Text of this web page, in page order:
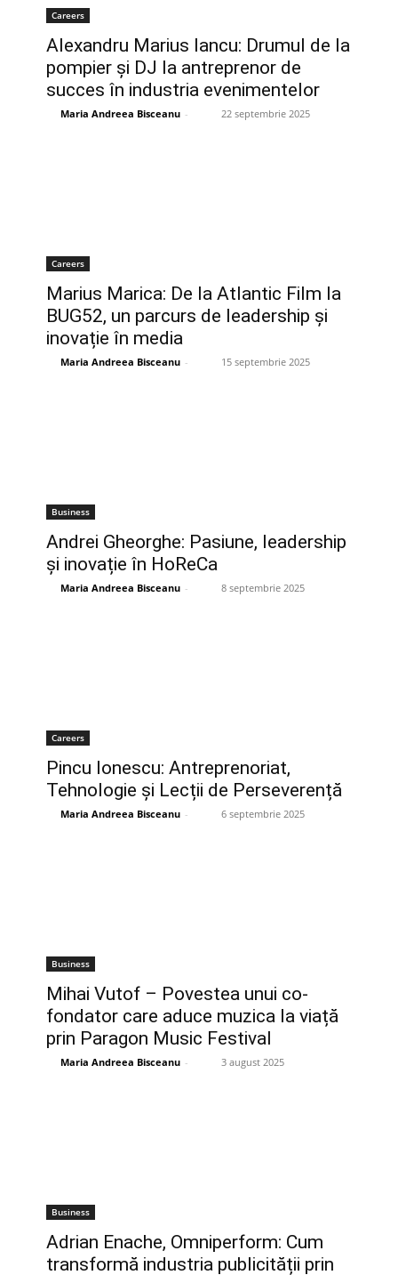
Careers
Alexandru Marius Iancu: Drumul de la
pompier și DJ la antreprenor de
succes în industria evenimentelor
Maria Andreea Bisceanu - 22 septembrie 2025
Careers
Marius Marica: De la Atlantic Film la
BUG52, un parcurs de leadership și
inovație în media
Maria Andreea Bisceanu - 15 septembrie 2025
Business
Andrei Gheorghe: Pasiune, leadership
și inovație în HoReCa
Maria Andreea Bisceanu - 8 septembrie 2025
Careers
Pincu Ionescu: Antreprenoriat,
Tehnologie și Lecții de Perseverență
Maria Andreea Bisceanu - 6 septembrie 2025
Business
Mihai Vutof – Povestea unui co-
fondator care aduce muzica la viață
prin Paragon Music Festival
Maria Andreea Bisceanu - 3 august 2025
Business
Adrian Enache, Omniperform: Cum
transformă industria publicității prin